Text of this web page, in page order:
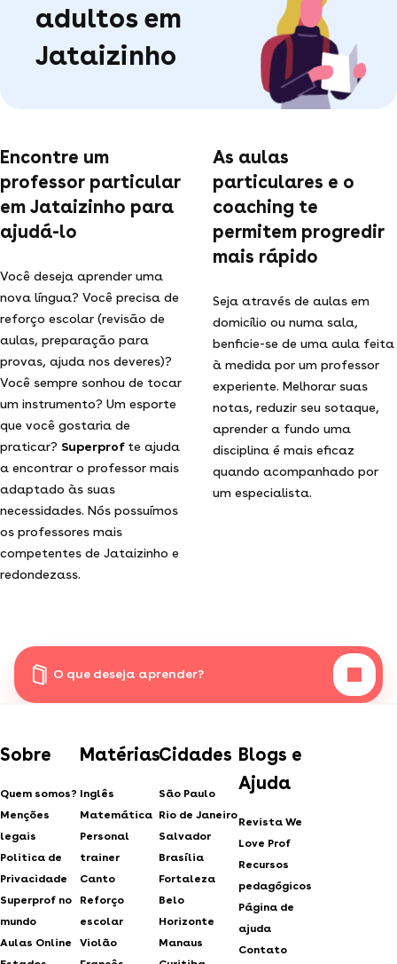
adultos em
Jataizinho
Encontre um
professor particular
em Jataizinho para
ajudá-lo
Você deseja aprender uma
nova língua? Você precisa de
reforço escolar (revisão de
aulas, preparação para
provas, ajuda nos deveres)?
Você sempre sonhou de tocar
um instrumento? Um esporte
que você gostaria de
praticar? Superprof te ajuda
a encontrar o professor mais
adaptado às suas
necessidades. Nós possuímos
os professores mais
competentes de Jataizinho e
redondezass.
As aulas
particulares e o
coaching te
permitem progredir
mais rápido
Seja através de aulas em
domicílio ou numa sala,
benficie-se de uma aula feita
à medida por um professor
experiente. Melhorar suas
notas, reduzir seu sotaque,
aprender a fundo uma
disciplina é mais eficaz
quando acompanhado por
um especialista.
O que deseja aprender?
Sobre
Quem somos?
Menções
legais
Politica de
Privacidade
Superprof no
mundo
Aulas Online
Matérias
Inglês
Matemática
Personal
trainer
Canto
Reforço
escolar
Violão
Cidades
São Paulo
Rio de Janeiro
Salvador
Brasília
Fortaleza
Belo
Horizonte
Manaus
Blogs e
Ajuda
Revista We
Love Prof
Recursos
pedagógicos
Página de
ajuda
Contato